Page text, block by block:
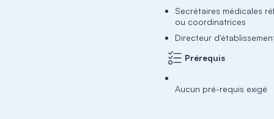
Secrétaires médicales
ou coordinatrices
Directeur
Prérequis
Aucun pré-requis exigé